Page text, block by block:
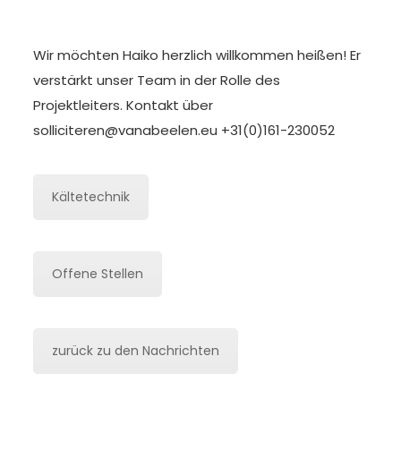
Wir möchten Haiko herzlich willkommen heißen! Er
verstärkt unser Team in der Rolle des
Projektleiters. Kontakt über
solliciteren@vanabeelen.eu +31(0)161-230052
Kältetechnik
Offene Stellen
zurück zu den Nachrichten